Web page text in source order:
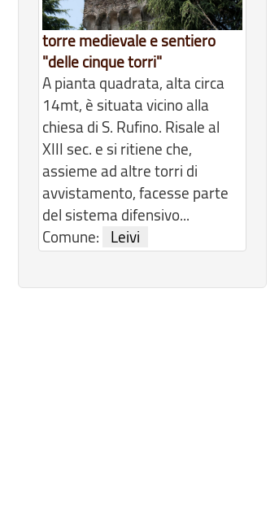
torre medievale e sentiero
"delle cinque torri"
A pianta quadrata, alta circa
14mt, è situata vicino alla
chiesa di S. Rufino. Risale al
XIII sec. e si ritiene che,
assieme ad altre torri di
avvistamento, facesse parte
del sistema difensivo...
Comune:
Leivi